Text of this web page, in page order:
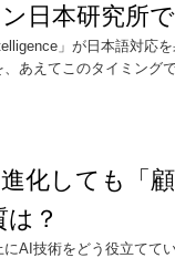
日本研究所
」が日本語対応
あえてこのタイミング
化しても「
？
AI技術をどう役立てて